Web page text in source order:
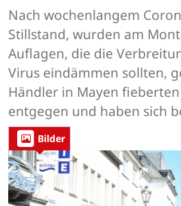
Nach wochenlangem
Stillstand, wurden am
Auflagen, die die
Virus eindämmen sollten,
Händler in Mayen
entgegen und haben sich
Bilder